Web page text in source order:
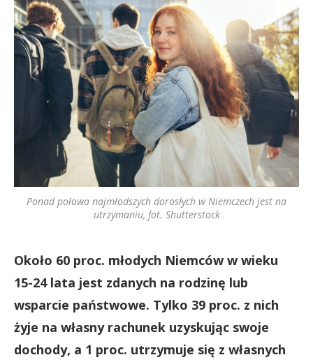
Ponad połowa najmłodszych dorosłych w Niemczech jest na
utrzymaniu, fot. Shutterstock
Około 60 proc. młodych Niemców w wieku
15-24 lata jest zdanych na rodzinę lub
wsparcie państwowe. Tylko 39 proc. z nich
żyje na własny rachunek uzyskując swoje
dochody, a 1 proc. utrzymuje się z własnych